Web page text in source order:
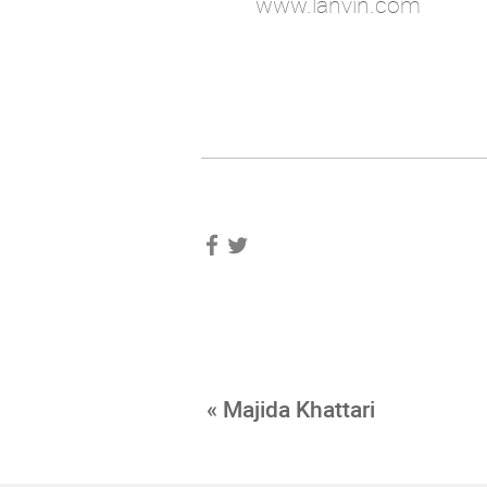
« Majida Khattari